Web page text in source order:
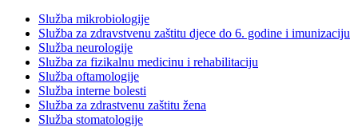
Služba mikrobiologije
Služba za zdravstvenu zaštitu djece do 6. godine i imunizaciju
Služba neurologije
Služba za fizikalnu medicinu i rehabilitaciju
Služba oftamologije
Služba interne bolesti
Služba za zdrastvenu zaštitu žena
Služba stomatologije